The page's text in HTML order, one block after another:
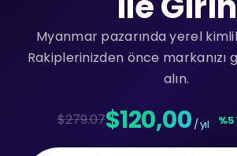
Myanmar pazarında yerel
Rakiplerinizden önce markanızı
alın.
$279.07$120,00 / yıl